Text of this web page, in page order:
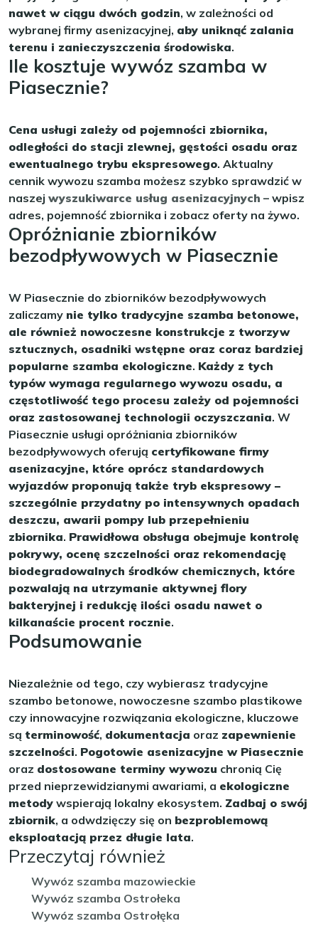
nawet w ciągu dwóch godzin, w zależności od
wybranej firmy asenizacyjnej, aby uniknąć zalania
terenu i zanieczyszczenia środowiska.
Ile kosztuje wywóz szamba w
Piasecznie?
Cena usługi zależy od pojemności zbiornika,
odległości do stacji zlewnej, gęstości osadu oraz
ewentualnego trybu ekspresowego. Aktualny
cennik wywozu szamba możesz szybko sprawdzić w
naszej wyszukiwarce usług asenizacyjnych – wpisz
adres, pojemność zbiornika i zobacz oferty na żywo.
Opróżnianie zbiorników
bezodpływowych w Piasecznie
W Piasecznie do zbiorników bezodpływowych
zaliczamy nie tylko tradycyjne szamba betonowe,
ale również nowoczesne konstrukcje z tworzyw
sztucznych, osadniki wstępne oraz coraz bardziej
popularne szamba ekologiczne. Każdy z tych
typów wymaga regularnego wywozu osadu, a
częstotliwość tego procesu zależy od pojemności
oraz zastosowanej technologii oczyszczania. W
Piasecznie usługi opróżniania zbiorników
bezodpływowych oferują certyfikowane firmy
asenizacyjne, które oprócz standardowych
wyjazdów proponują także tryb ekspresowy –
szczególnie przydatny po intensywnych opadach
deszczu, awarii pompy lub przepełnieniu
zbiornika. Prawidłowa obsługa obejmuje kontrolę
pokrywy, ocenę szczelności oraz rekomendację
biodegradowalnych środków chemicznych, które
pozwalają na utrzymanie aktywnej flory
bakteryjnej i redukcję ilości osadu nawet o
kilkanaście procent rocznie.
Podsumowanie
Niezależnie od tego, czy wybierasz tradycyjne
szambo betonowe, nowoczesne szambo plastikowe
czy innowacyjne rozwiązania ekologiczne, kluczowe
są terminowość, dokumentacja oraz zapewnienie
szczelności. Pogotowie asenizacyjne w Piasecznie
oraz dostosowane terminy wywozu chronią Cię
przed nieprzewidzianymi awariami, a ekologiczne
metody wspierają lokalny ekosystem. Zadbaj o swój
zbiornik, a odwdzięczy się on bezproblemową
eksploatacją przez długie lata.
Przeczytaj również
Wywóz szamba mazowieckie
Wywóz szamba Ostrołeka
Wywóz szamba Ostrołęka